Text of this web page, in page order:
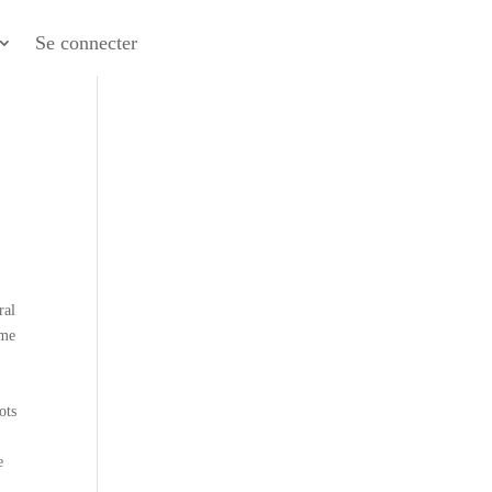
Se connecter